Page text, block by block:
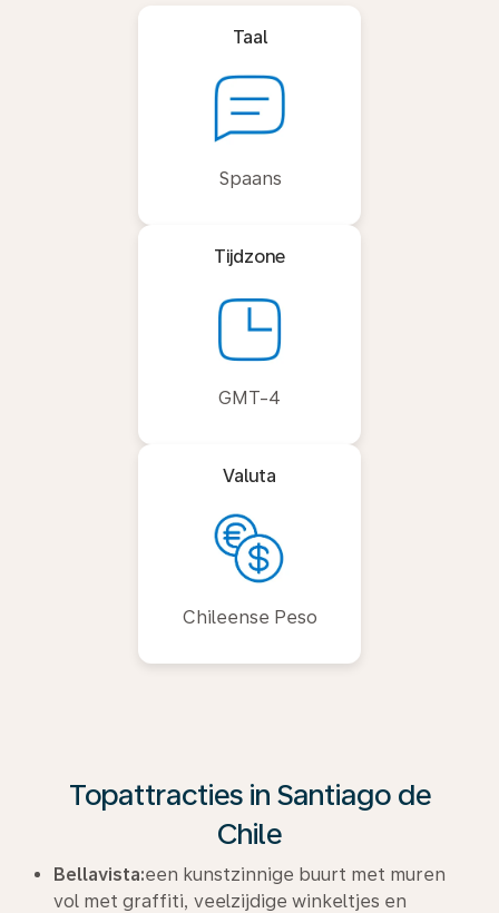
Taal
Spaans
Tijdzone
GMT-4
Valuta
Chileense Peso
Topattracties in Santiago de
Chile
Bellavista:een kunstzinnige buurt met muren
vol met graffiti, veelzijdige winkeltjes en